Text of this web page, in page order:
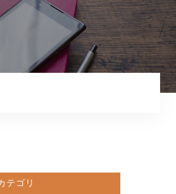
予約状況
ペーパー卒業への道
よくある質問
お知らせ
テゴリ